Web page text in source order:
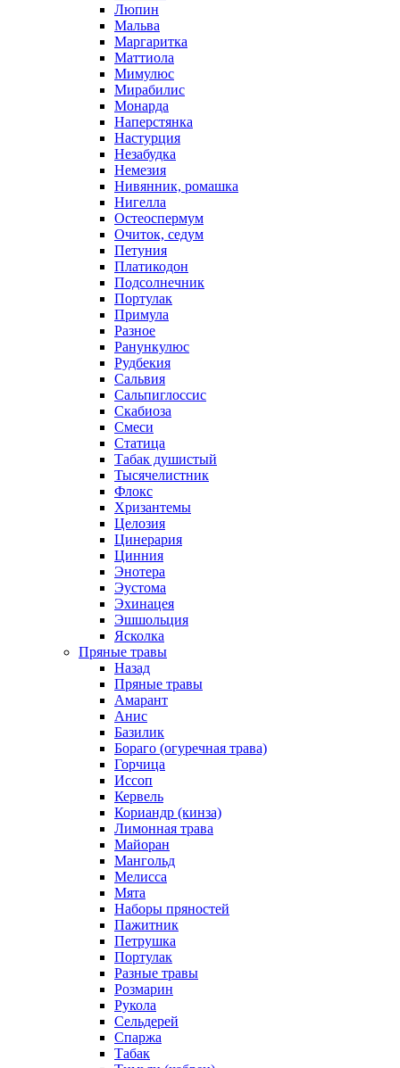
Люпин
Мальва
Маргаритка
Маттиола
Мимулюс
Мирабилис
Монарда
Наперстянка
Настурция
Незабудка
Немезия
Нивянник, ромашка
Нигелла
Остеоспермум
Очиток, седум
Петуния
Платикодон
Подсолнечник
Портулак
Примула
Разное
Ранункулюс
Рудбекия
Сальвия
Сальпиглоссис
Скабиоза
Смеси
Статица
Табак душистый
Тысячелистник
Флокс
Хризантемы
Целозия
Цинерария
Цинния
Энотера
Эустома
Эхинацея
Эшшольция
Ясколка
Пряные травы
Назад
Пряные травы
Амарант
Анис
Базилик
Бораго (огуречная трава)
Горчица
Иссоп
Кервель
Кориандр (кинза)
Лимонная трава
Майоран
Мангольд
Мелисса
Мята
Наборы пряностей
Пажитник
Петрушка
Портулак
Разные травы
Розмарин
Рукола
Сельдерей
Спаржа
Табак